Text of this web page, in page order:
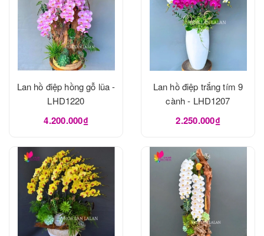
Lan hồ điệp hồng gỗ lũa -
LHD1220
4.200.000₫
Lan hồ điệp trắng tím 9
cành - LHD1207
2.250.000₫